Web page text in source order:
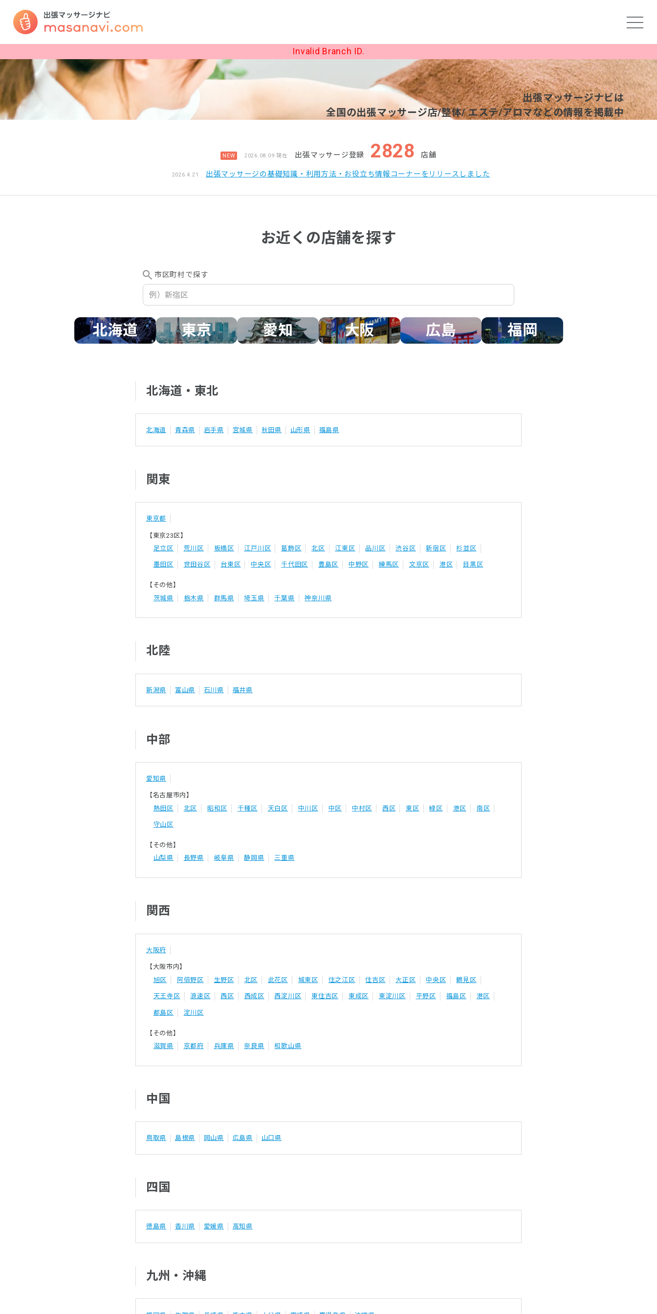
Invalid Branch ID.
出張マッサージナビは
全国の出張マッサージ店/整体/エステ/アロマなどの情報を掲載中
NEW 2026.08.09 現在 出張マッサージ登録 2828 店舗
2026.4.21 出張マッサージの基礎知識・利用方法・お役立ち情報コーナーをリリースしました
お近くの店舗を探す
市区町村で探す
北海道 東京 愛知 大阪 広島 福岡
北海道・東北
北海道 青森県 岩手県 宮城県 秋田県 山形県 福島県
関東
東京都
【東京23区】
足立区
荒川区 板橋区 江戸川区 葛飾区 北区 江東区 品川区 渋谷区 新宿区 杉並区
墨田区 世田谷区 台東区 中央区 千代田区 豊島区 中野区 練馬区 文京区 港区 目黒区
【その他】
茨城県
栃木県 群馬県 埼玉県 千葉県 神奈川県
北陸
新潟県 富山県 石川県 福井県
中部
愛知県
【名古屋市内】
熱田区
北区 昭和区 千種区 天白区 中川区 中区 中村区 西区 東区 緑区 港区 南区
守山区
【その他】
山梨県
長野県 岐阜県 静岡県 三重県
関西
大阪府
【大阪市内】
旭区
阿倍野区 生野区 北区 此花区 城東区 住之江区 住吉区 大正区 中央区 鶴見区
天王寺区 浪速区 西区 西成区 西淀川区 東住吉区 東成区 東淀川区 平野区 福島区 港区
都島区 淀川区
【その他】
滋賀県
京都府 兵庫県 奈良県 和歌山県
中国
鳥取県 島根県 岡山県 広島県 山口県
四国
徳島県 香川県 愛媛県 高知県
九州・沖縄